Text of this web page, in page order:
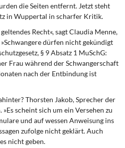
die Seiten entfernt. Jetzt steht
in Wuppertal in scharfer Kritik.
Recht«, sagt Claudia Menne,
dürfen nicht gekündigt
§ 9 Absatz 1 MuSchG:
Frau während der Schwangerschaft
nach der Entbindung ist
Thorsten Jakob, Sprecher der
scheint sich um ein Versehen zu
und auf wessen Anweisung ins
zufolge nicht geklärt. Auch
nicht geben.